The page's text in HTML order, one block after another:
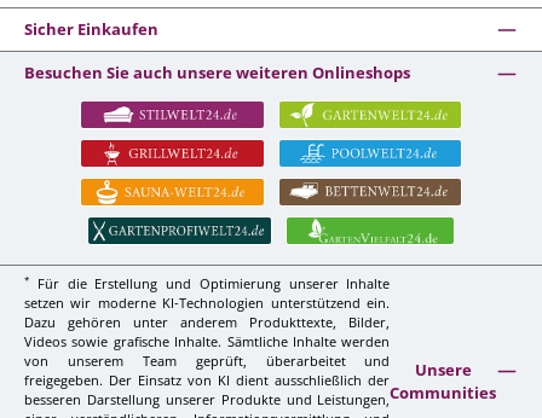
Sicher Einkaufen
Besuchen Sie auch unsere weiteren Onlineshops
*
Für die Erstellung und Optimierung unserer Inhalte
setzen wir moderne KI-Technologien unterstützend ein.
Dazu gehören unter anderem Produkttexte, Bilder,
Videos sowie grafische Inhalte. Sämtliche Inhalte werden
von unserem Team geprüft, überarbeitet und
freigegeben. Der Einsatz von KI dient ausschließlich der
besseren Darstellung unserer Produkte und Leistungen,
Unsere
Communities